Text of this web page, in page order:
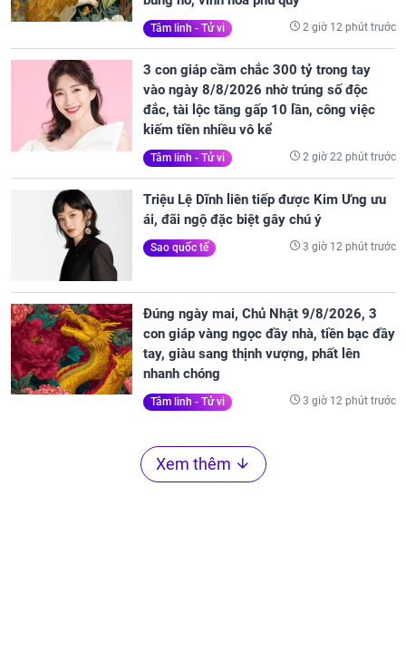
Tâm linh - Tử vi 2 giờ 12 phút trước
3 con giáp cầm chắc 300 tỷ trong tay
vào ngày 8/8/2026 nhờ trúng số độc
đắc, tài lộc tăng gấp 10 lần, công việc
kiếm tiền nhiều vô kể
Tâm linh - Tử vi 2 giờ 22 phút trước
Triệu Lệ Dĩnh liên tiếp được Kim Ưng ưu
ái, đãi ngộ đặc biệt gây chú ý
Sao quốc tế 3 giờ 12 phút trước
Đúng ngày mai, Chủ Nhật 9/8/2026, 3
con giáp vàng ngọc đầy nhà, tiền bạc đầy
tay, giàu sang thịnh vượng, phất lên
nhanh chóng
Tâm linh - Tử vi 3 giờ 12 phút trước
Xem thêm